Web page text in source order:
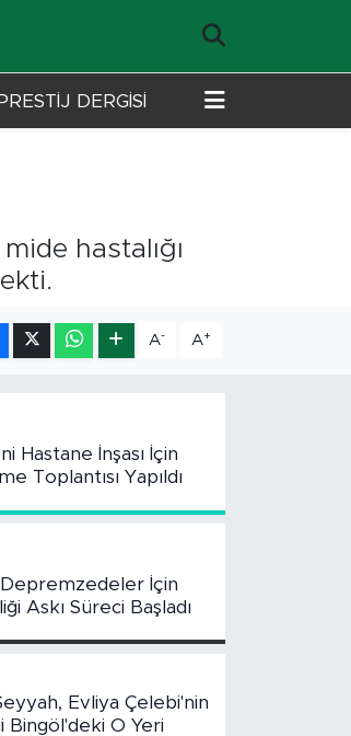
DERGİSİ
hastalığı
A- A+
Hastane İnşası İçin
Toplantısı Yapıldı
Depremzedeler İçin
Askı Süreci Başladı
Evliya Çelebi'nin
Bingöl'deki O Yeri